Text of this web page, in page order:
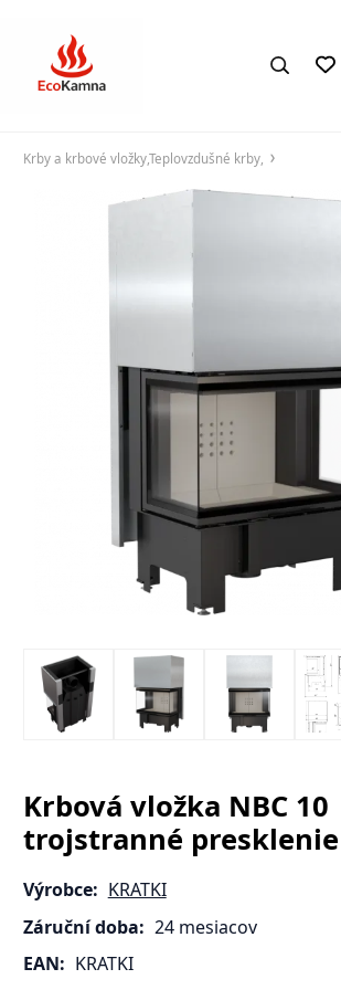
Krby a krbové vložky,Teplovzdušné krby,
Krbová vložka NBC 10
trojstranné presklenie
Výrobce: KRATKI
Záruční doba: 24 mesiacov
EAN: KRATKI